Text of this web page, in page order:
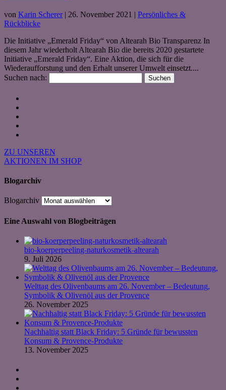
von Karin Scherer| 26. November 2021 | Persönliches &
Rückblicke
Die Initiative „Emerald Friday“ von Altearah Bio Transparenz In
diesem Jahr wiederholt Altearah Bio die bereits 2020 gestartete
Initiative „Emerald Friday“. Eine Aktion, die sich für die
Wiederaufforstung und den Erhalt unserer Umwelt einsetzt....
Suchen nach:
ZU UNSEREN
AKTIONEN IM SHOP
Blogarchiv
Blogarchiv
Eine Auswahl von Blogbeiträgen
bio-koerperpeeling-naturkosmetik-altearah
9. Juli 2026
Welttag des Olivenbaums am 26. November – Bedeutung,
Symbolik & Olivenöl aus der Provence
26. November 2025
Nachhaltig statt Black Friday: 5 Gründe für bewussten
Konsum & Provence-Produkte
13. November 2025